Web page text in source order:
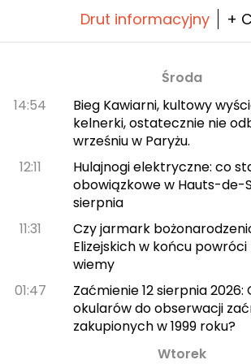
Drut informacyjny +
Środa
14:54
Bieg Kawiarni, kultowy
kelnerki, ostatecznie nie
wrześniu w Paryżu.
12:11
Hulajnogi elektryczne: co
obowiązkowe w Hauts-de-
sierpnia
11:31
Czy jarmark
Elizejskich w końcu
wiemy
01:47
Zaćmienie 12 sierpnia 2026:
okularów do obserwacji
zakupionych w 1999 roku?
Wtorek